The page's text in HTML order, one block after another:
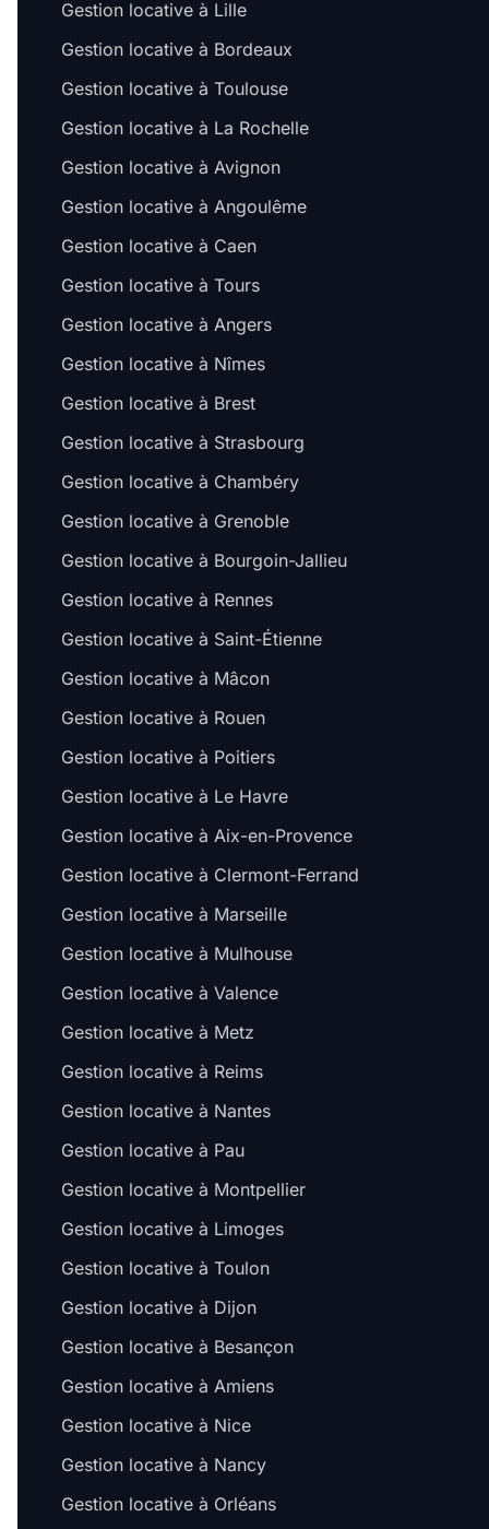
Gestion locative à Lille
Gestion locative à Bordeaux
Gestion locative à Toulouse
Gestion locative à La Rochelle
Gestion locative à Avignon
Gestion locative à Angoulême
Gestion locative à Caen
Gestion locative à Tours
Gestion locative à Angers
Gestion locative à Nîmes
Gestion locative à Brest
Gestion locative à Strasbourg
Gestion locative à Chambéry
Gestion locative à Grenoble
Gestion locative à Bourgoin-Jallieu
Gestion locative à Rennes
Gestion locative à Saint-Étienne
Gestion locative à Mâcon
Gestion locative à Rouen
Gestion locative à Poitiers
Gestion locative à Le Havre
Gestion locative à Aix-en-Provence
Gestion locative à Clermont-Ferrand
Gestion locative à Marseille
Gestion locative à Mulhouse
Gestion locative à Valence
Gestion locative à Metz
Gestion locative à Reims
Gestion locative à Nantes
Gestion locative à Pau
Gestion locative à Montpellier
Gestion locative à Limoges
Gestion locative à Toulon
Gestion locative à Dijon
Gestion locative à Besançon
Gestion locative à Amiens
Gestion locative à Nice
Gestion locative à Nancy
Gestion locative à Orléans